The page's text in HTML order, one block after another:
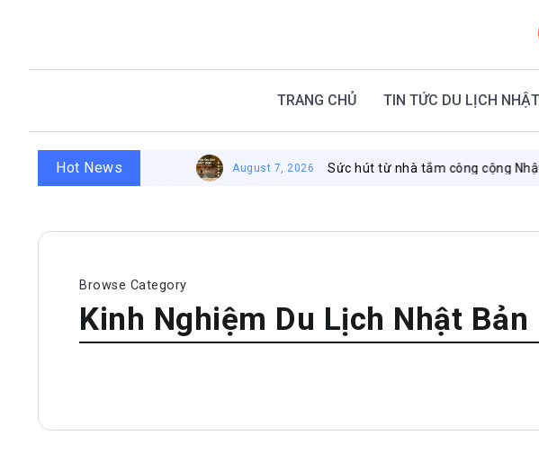
TRANG CHỦ TIN TỨC DU LỊCH
Hot News August 7, 2026 Sức hút từ nhà tắm công cộng Nhật Bản: Khi
Browse Category
Kinh Nghiệm Du Lịch Nhật Bản